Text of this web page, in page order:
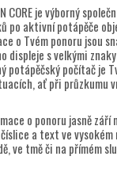
CORE je výborný
po aktivní potápěče
o Tvém ponoru jsou
displeje s velkými
potápěčský počítač je
ať při průzkumu
o ponoru jasně září
a text ve vysokém
ve tmě či na přímém